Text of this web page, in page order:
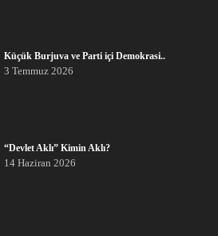
Küçük Burjuva ve Parti içi Demokrasi..
3 Temmuz 2026
“Devlet Aklı” Kimin Aklı?
14 Haziran 2026